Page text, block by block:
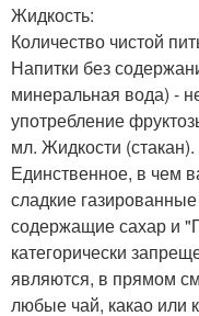
Жидкость:
Количество чистой
Напитки без
минеральная вода) -
употребление
мл. Жидкости (стакан).
Единственное, в чем
сладкие
содержащие сахар и
категорически
являются, в прямом
любые чай, какао или